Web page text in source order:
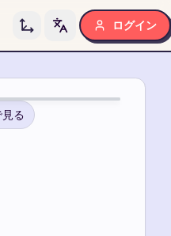
Toggle language
ログイン
8
る